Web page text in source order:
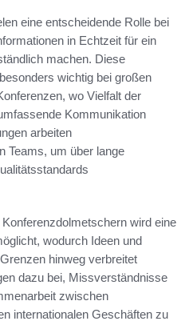
eine entscheidende Rolle bei
in Echtzeit für ein
machen. Diese
wichtig bei großen
wo Vielfalt der
Kommunikation
arbeiten
Teams, um über lange
wird eine
wodurch Ideen und
hinweg verbreitet
dazu bei, Missverständnisse
zwischen
internationalen Geschäften zu